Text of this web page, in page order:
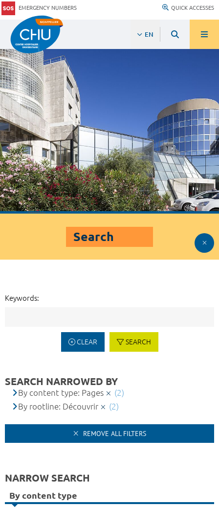
EMERGENCY NUMBERS QUICK ACCESSES
EN
Search
Keywords:
CLEAR SEARCH
SEARCH NARROWED BY
By content type: Pages
(2)
By rootline: Découvrir
(2)
REMOVE ALL FILTERS
NARROW SEARCH
By content type